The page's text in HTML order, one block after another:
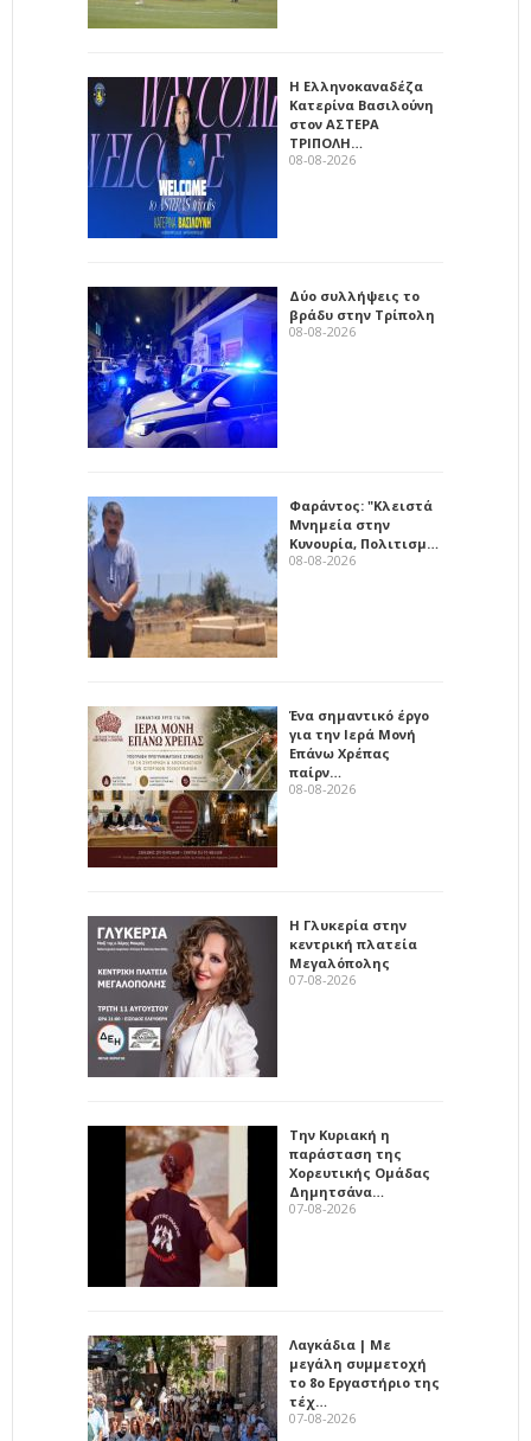
Η Ελληνοκαναδέζα
Κατερίνα Βασιλούνη
στον ΑΣΤΕΡΑ
ΤΡΙΠΟΛΗ…
08-08-2026
Δύο συλλήψεις το
βράδυ στην Τρίπολη
08-08-2026
Φαράντος: "Κλειστά
Μνημεία στην
Κυνουρία, Πολιτισμ…
08-08-2026
Ένα σημαντικό έργο
για την Ιερά Μονή
Επάνω Χρέπας
παίρν…
08-08-2026
Η Γλυκερία στην
κεντρική πλατεία
Μεγαλόπολης
07-08-2026
Την Κυριακή η
παράσταση της
Χορευτικής Ομάδας
Δημητσάνα…
07-08-2026
Λαγκάδια | Με
μεγάλη συμμετοχή
το 8ο Εργαστήριο της
τέχ…
07-08-2026